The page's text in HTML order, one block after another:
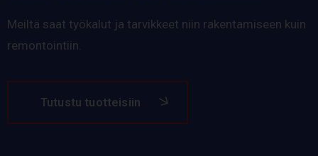
Meiltä saat työkalut ja tarvikkeet niin rakentamiseen kuin
remontointiin.
Tutustu tuotteisiin